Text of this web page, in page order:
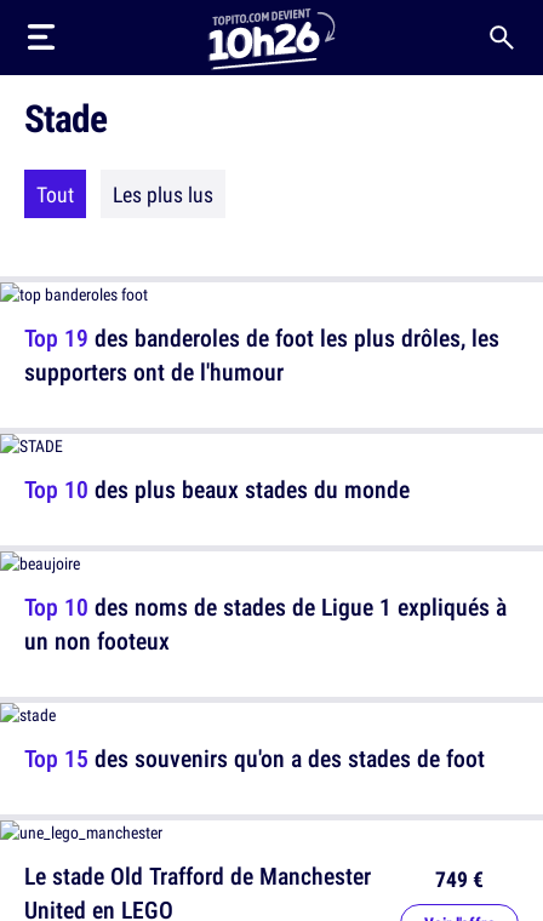
Stade
Tout Les plus lus
Top 19 des banderoles de foot les plus drôles, les
supporters ont de l'humour
Top 10 des plus beaux stades du monde
Top 15 des souvenirs qu'on a des stades de foot
Top 10 des noms de stades de Ligue 1 expliqués à
un non footeux
Le stade Old Trafford de Manchester
United en LEGO
749 €